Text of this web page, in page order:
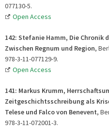
077130-5.
Open Access
142: Stefanie Hamm, Die Chronik
Zwischen Regnum und Region,
978-3-11-077129-9.
Open Access
141: Markus Krumm,
Zeitgeschichtsschreibung als
Telese und Falco von Benevent,
978-3-11-072001-3.